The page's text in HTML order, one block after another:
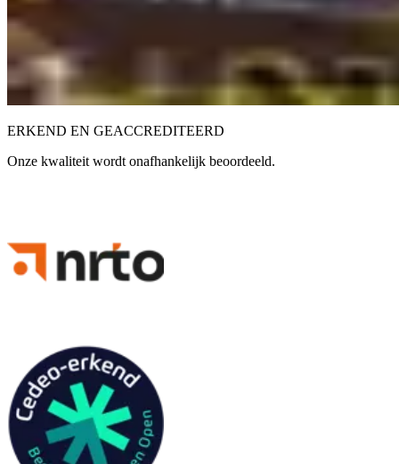
ERKEND EN GEACCREDITEERD
Onze kwaliteit wordt onafhankelijk beoordeeld.